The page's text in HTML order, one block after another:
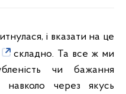
і вказати на це
складно. Та все ж ми
чи бажання
через якусь